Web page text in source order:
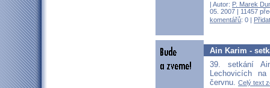
| Autor: P. Marek
05. 2007 | 11457
komentářů: 0 |
Ain Karim -
39. setkání
Lechovicích
červnu. Celý text